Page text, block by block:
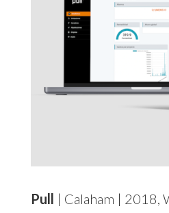
Pull | Calaham | 2018,